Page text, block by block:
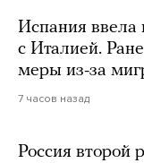
Испания ввела
с Италией.
меры из-за
7 часов назад
Россия второй